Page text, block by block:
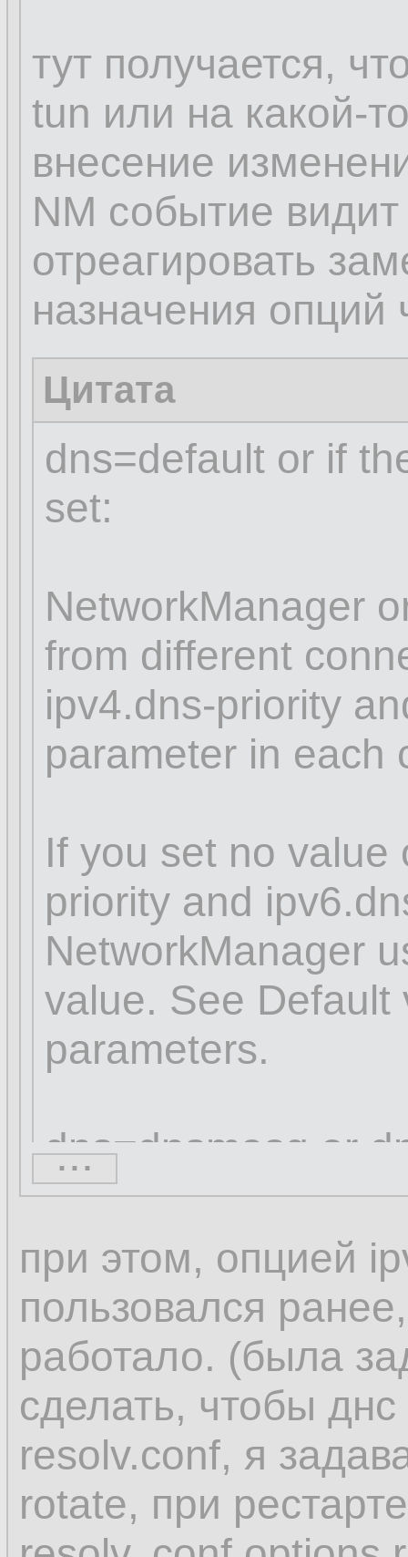
тут получается,
tun или на какой-
внесение
NM событие
отреагировать
назначения опций
Цитата
dns=default or if
set:
NetworkManager
from different
ipv4.dns-priority
parameter in each
If you set no value
priority and
NetworkManager
value. See Default
parameters.
dns=dnsmasq or
When you use
NetworkManager
dnsmasq or
in the /etc/
Both the dnsmasq
services forward
...
при этом, опцией
пользовался
работало. (была
сделать, чтобы
resolv.conf, я
rotate, при